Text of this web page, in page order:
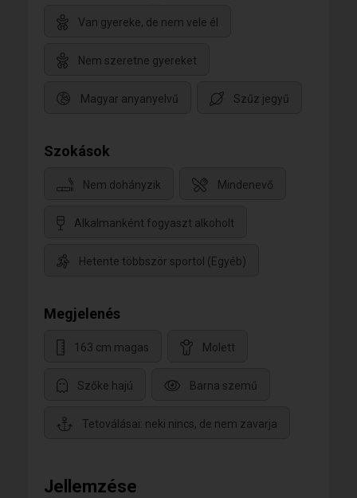
Van gyereke, de nem vele él
Nem szeretne gyereket
Magyar anyanyelvű Szűz jegyű
Szokások
Nem dohányzik Mindenevő
Alkalmanként fogyaszt alkoholt
Hetente többször sportol (Egyéb)
Megjelenés
163 cm magas Molett
Szőke hajú Barna szemű
Tetoválásai: neki nincs, de nem zavarja
Jellemzése